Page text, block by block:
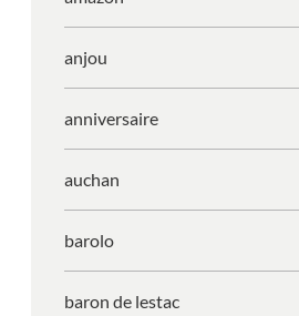
anjou
anniversaire
auchan
barolo
baron de lestac